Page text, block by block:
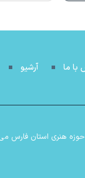
با ما آرشیو
هنری استان فارس می